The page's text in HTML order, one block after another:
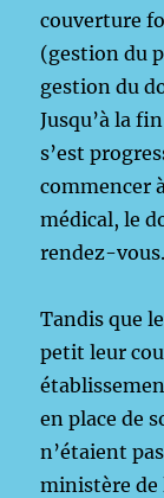
couverture
(gestion du
gestion du
Jusqu’à la
s’est
commencer
médical, le
rendez-vous.
Tandis que
petit leur
en place de
n’étaient
ministère de